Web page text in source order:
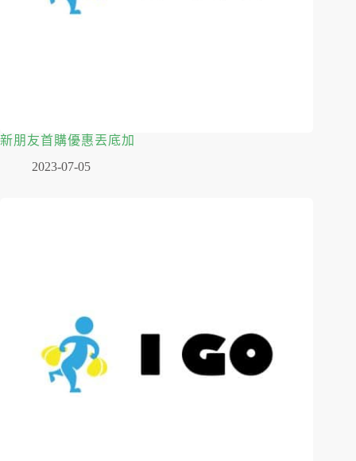
新朋友首購優惠丟底加
2023-07-05